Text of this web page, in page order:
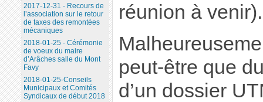
réunion à venir).
peut-être que
d’un dossier
2017-12-31 - Recours de
l’association sur le retour
de taxes des remontées
mécaniques
2018-01-25 - Cérémonie
de voeux du maire
d’Arâches salle du Mont
Favy
2018-01-25-Conseils
Municipaux et Comités
Syndicaux de début 2018